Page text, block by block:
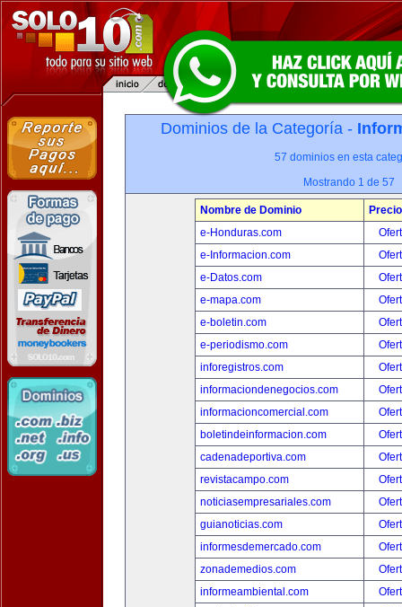
Dominios de la Categoría -
57 dominios en esta
Mostrando 1 de 57
Nombre de Dominio
Precio
e-Honduras.com
e-Informacion.com
e-Datos.com
e-mapa.com
e-boletin.com
e-periodismo.com
inforegistros.com
informaciondenegocios.com
informacioncomercial.com
boletindeinformacion.com
cadenadeportiva.com
revistacampo.com
noticiasempresariales.com
guianoticias.com
informesdemercado.com
zonademedios.com
informeambiental.com